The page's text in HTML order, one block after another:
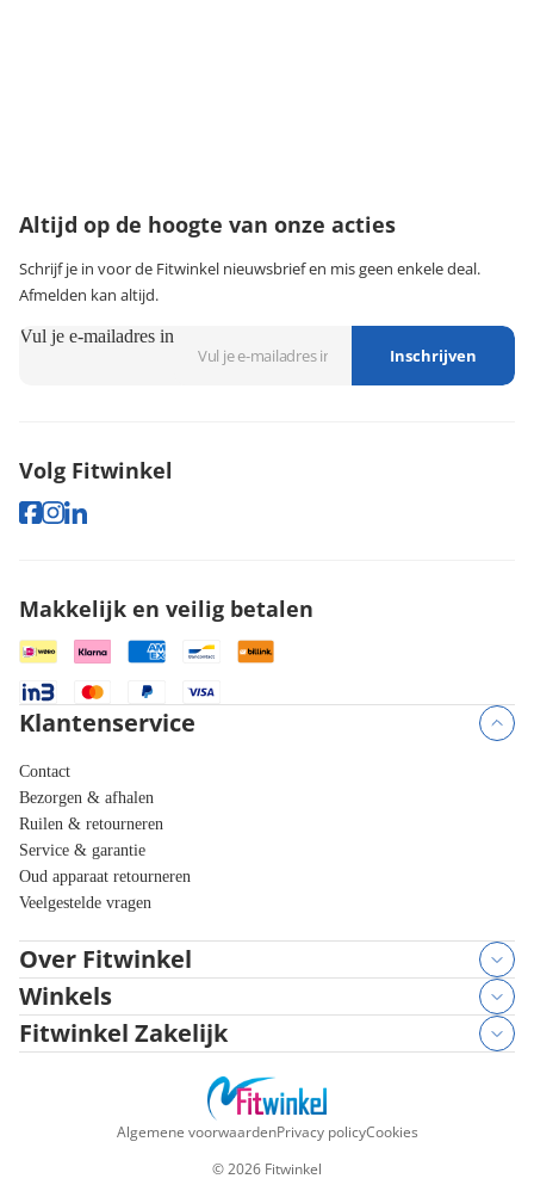
Volg Fitwinkel
Makkelijk en veilig betalen
Altijd op de hoogte van onze acties
Schrijf je in voor de Fitwinkel nieuwsbrief en mis geen enkele deal.
Afmelden kan altijd.
Vul je e-mailadres in
Inschrijven
Klantenservice
Contact
Bezorgen & afhalen
Ruilen & retourneren
Service & garantie
Oud apparaat retourneren
Veelgestelde vragen
Over Fitwinkel
Winkels
Fitwinkel Zakelijk
Algemene voorwaardenPrivacy policyCookies
©2026 Fitwinkel